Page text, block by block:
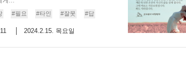
#필요 #타인 #잘못 #답
11 2024.2.15. 목요일